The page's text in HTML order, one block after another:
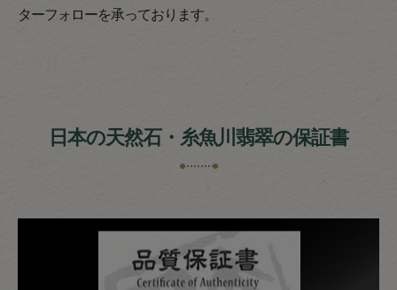
ターフォローを承っております。
日本の天然石・糸魚川翡翠の保証書